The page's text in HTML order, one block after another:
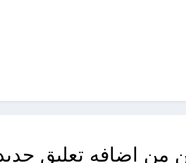
من اضافه تعليق